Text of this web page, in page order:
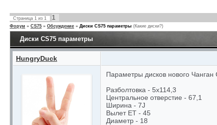
Страница 1 из 1 1
Форум » CS75 » Обсуждение » Диски CS75 параметры (Какие диски?)
Диски CS75 параметры
HungryDuck
Параметры дисков нового Чанган
Разболтовка - 5x114,3
Центральное отверстие - 67,1
Ширина - 7J
Вылет ET - 45
Диаметр - 18